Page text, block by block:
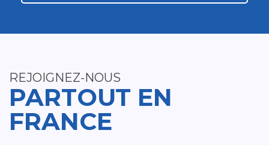
REJOIGNEZ-NOUS
PARTOUT EN
FRANCE